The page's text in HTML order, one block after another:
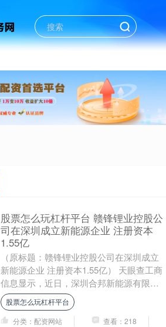
股票怎么玩杠杆平台 赣锋锂业控股公
司在深圳成立新能源企业 注册资本
1.55亿
（原标题：赣锋锂业控股公司在深圳成立
新能源企业 注册资本1.55亿） 天眼查工商
信息显示，近日，深圳合邦新能源有限公
司成立，法定代表人为张博义，注册资本
1.55....
股票怎么玩杠杆平台
分类：配资网站
查看：218